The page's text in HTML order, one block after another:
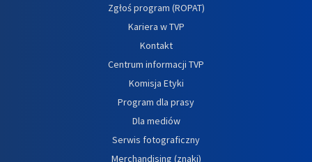
Zgłoś program (ROPAT)
Kariera w TVP
Kontakt
Centrum informacji TVP
Komisja Etyki
Program dla prasy
Dla mediów
Serwis fotograficzny
Merchandising (znaki)